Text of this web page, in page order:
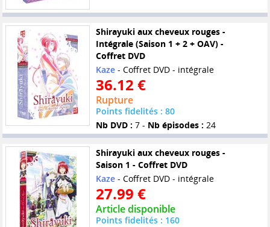
Shirayuki aux cheveux rouges -
Intégrale (Saison 1 + 2 + OAV) -
Coffret DVD
Kaze- Coffret DVD - intégrale
36.12 €
Rupture
Points fidelités : 80
Nb DVD : 7 - Nb épisodes : 24
Shirayuki aux cheveux rouges -
Saison 1 - Coffret DVD
Kaze- Coffret DVD - intégrale
27.99 €
Article disponible
Points fidelités : 160